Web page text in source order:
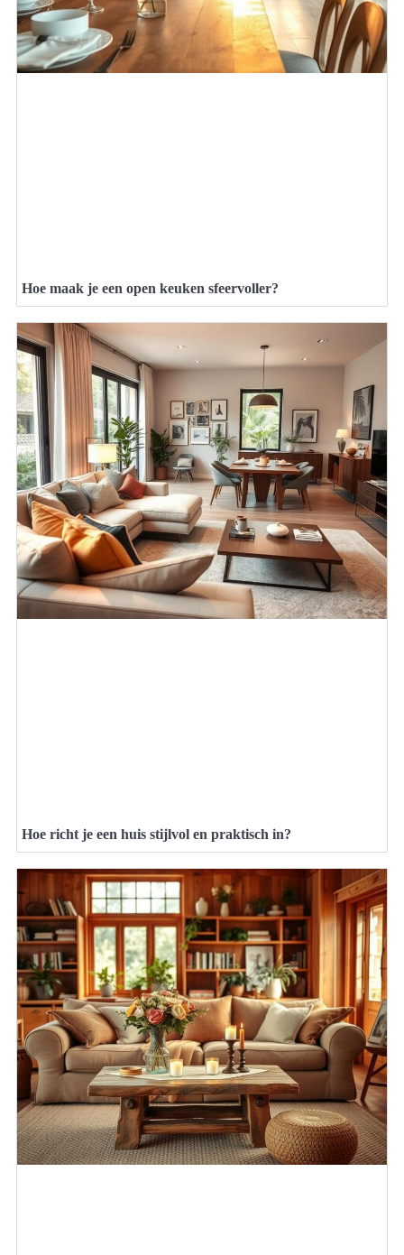
Hoe maak je een open keuken sfeervoller?
Hoe richt je een huis stijlvol en praktisch in?